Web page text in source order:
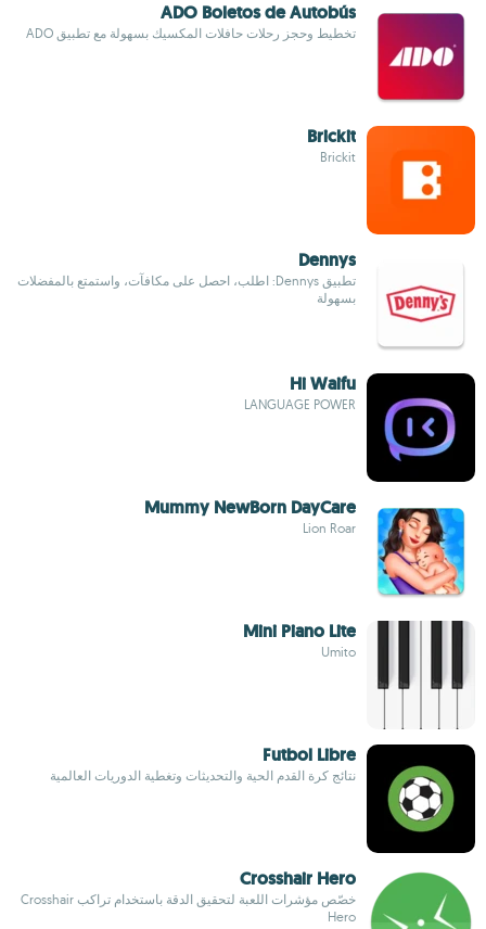
ADO Boletos de Autobús
تخطيط وحجز رحلات حافلات المكسيك بسهولة مع تطبيق ADO
Brickit
Brickit
Dennys
تطبيق Dennys: اطلب، احصل على مكافآت، واستمتع بالمفضلات
بسهولة
Hi Waifu
LANGUAGE POWER
Mummy NewBorn DayCare
Lion Roar
Mini Piano Lite
Umito
Futbol Libre
نتائج كرة القدم الحية والتحديثات وتغطية الدوريات العالمية
Crosshair Hero
خصّص مؤشرات اللعبة لتحقيق الدقة باستخدام تراكب Crosshair
Hero